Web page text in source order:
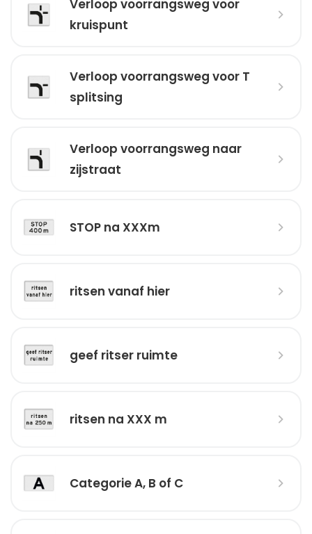
Verloop voorrangsweg voor
kruispunt
Verloop voorrangsweg voor T
splitsing
Verloop voorrangsweg naar
zijstraat
STOP na XXXm
ritsen vanaf hier
geef ritser ruimte
ritsen na XXX m
Categorie A, B of C